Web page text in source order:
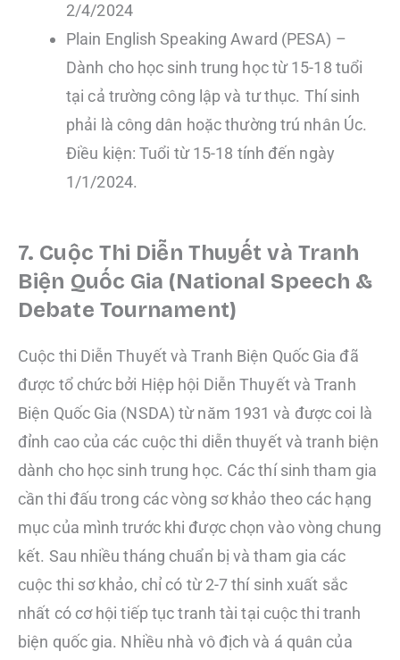
2/4/2024
Plain English Speaking Award (PESA) –
Dành cho học sinh trung học từ 15-18 tuổi
tại cả trường công lập và tư thục. Thí sinh
phải là công dân hoặc thường trú nhân Úc.
Điều kiện: Tuổi từ 15-18 tính đến ngày
1/1/2024.
7. Cuộc Thi Diễn Thuyết và Tranh
Biện Quốc Gia (National Speech &
Debate Tournament)
Cuộc thi Diễn Thuyết và Tranh Biện Quốc Gia đã
được tổ chức bởi Hiệp hội Diễn Thuyết và Tranh
Biện Quốc Gia (NSDA) từ năm 1931 và được coi là
đỉnh cao của các cuộc thi diễn thuyết và tranh biện
dành cho học sinh trung học. Các thí sinh tham gia
cần thi đấu trong các vòng sơ khảo theo các hạng
mục của mình trước khi được chọn vào vòng chung
kết. Sau nhiều tháng chuẩn bị và tham gia các
cuộc thi sơ khảo, chỉ có từ 2-7 thí sinh xuất sắc
nhất có cơ hội tiếp tục tranh tài tại cuộc thi tranh
biện quốc gia. Nhiều nhà vô địch và á quân của